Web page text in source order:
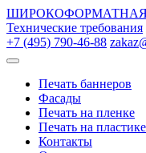
Технические требования
+7 (495) 790-46-88
Печать баннеров
Фасады
Печать на пленке
Печать на пластике
Контакты